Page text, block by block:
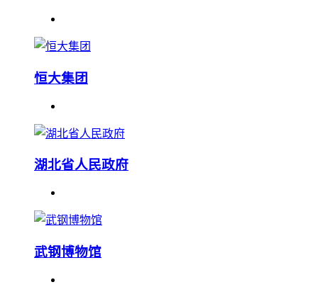
恒大集团
湖北省人民政府
武钢博物馆